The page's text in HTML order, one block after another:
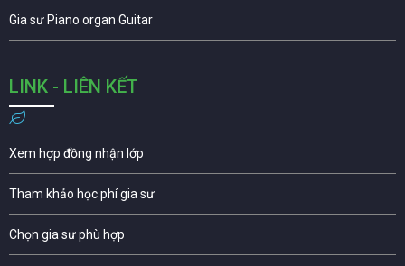
Gia sư Piano organ Guitar
LINK - LIÊN KẾT
Xem hợp đồng nhận lớp
Tham khảo học phí gia sư
Chọn gia sư phù hợp